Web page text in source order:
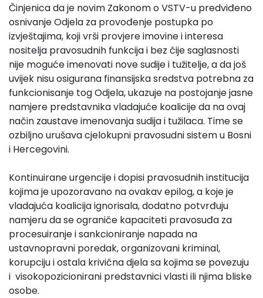
Činjenica da je novim Zakonom o VSTV-u predviđeno
osnivanje Odjela za provođenje postupka po
izvještajima, koji vrši provjere imovine i interesa
nositelja pravosudnih funkcija i bez čije saglasnosti
nije moguće imenovati nove sudije i tužitelje, a da još
uvijek nisu osigurana finansijska sredstva potrebna za
funkcionisanje tog Odjela, ukazuje na postojanje jasne
namjere predstavnika vladajuće koalicije da na ovaj
način zaustave imenovanja sudija i tužilaca. Time se
ozbiljno urušava cjelokupni pravosudni sistem u Bosni
i Hercegovini.
Kontinuirane urgencije i dopisi pravosudnih institucija
kojima je upozoravano na ovakav epilog, a koje je
vladajuća koalicija ignorisala, dodatno potvrđuju
namjeru da se ograniče kapaciteti pravosuđa za
procesuiranje i sankcioniranje napada na
ustavnopravni poredak, organizovani kriminal,
korupciju i ostala krivična djela sa kojima se povezuju
i visokopozicionirani predstavnici vlasti ili njima bliske
osobe.